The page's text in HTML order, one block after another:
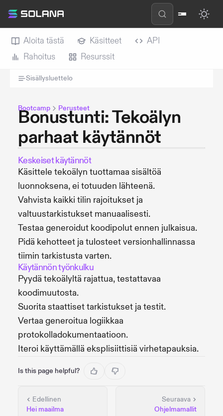
Aloita tästä Käsitteet
API
Rahoitus
Resurssit
Sisällysluettelo
Bootcamp Perusteet
Bonustunti: Tekoälyn
parhaat käytännöt
Keskeiset käytännöt
Käsittele tekoälyn tuottamaa sisältöä
luonnoksena, ei totuuden lähteenä.
Vahvista kaikki tilin rajoitukset ja
valtuustarkistukset manuaalisesti.
Testaa generoidut koodipolut ennen julkaisua.
Pidä kehotteet ja tulosteet versionhallinnassa
tiimin tarkistusta varten.
Käytännön työnkulku
Pyydä tekoälyltä rajattua, testattavaa
koodimuutosta.
Suorita staattiset tarkistukset ja testit.
Vertaa generoitua logiikkaa
protokolladokumentaatioon.
Iteroi käyttämällä eksplisiittisiä virhetapauksia.
Is this page helpful?
Edellinen
Hei maailma
Seuraava
Ohjelmamallit